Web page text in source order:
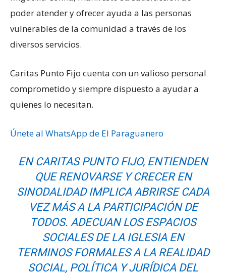
poder atender y ofrecer ayuda a las personas
vulnerables de la comunidad a través de los
diversos servicios.
Caritas Punto Fijo cuenta con un valioso personal
comprometido y siempre dispuesto a ayudar a
quienes lo necesitan.
Únete al WhatsApp de El Paraguanero
EN CARITAS PUNTO FIJO, ENTIENDEN
QUE RENOVARSE Y CRECER EN
SINODALIDAD IMPLICA ABRIRSE CADA
VEZ MÁS A LA PARTICIPACIÓN DE
TODOS. ADECUAN LOS ESPACIOS
SOCIALES DE LA IGLESIA EN
TERMINOS FORMALES A LA REALIDAD
SOCIAL, POLÍTICA Y JURÍDICA DEL